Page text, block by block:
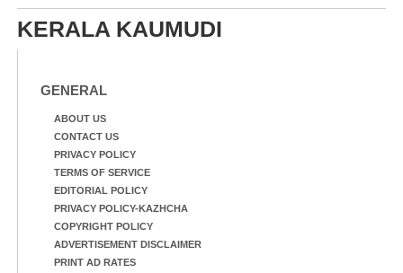
KERALA KAUMUDI
GENERAL
ABOUT US
CONTACT US
PRIVACY POLICY
TERMS OF SERVICE
EDITORIAL POLICY
PRIVACY POLICY-KAZHCHA
COPYRIGHT POLICY
ADVERTISEMENT DISCLAIMER
PRINT AD RATES